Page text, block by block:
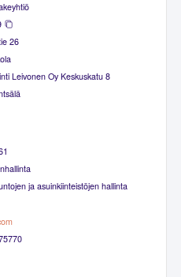
26
Leivonen Oy Keskuskatu 8
ja asuinkiinteistöjen hallinta